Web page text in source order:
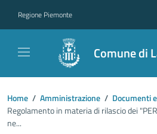
Regione Piemonte
Comune di
Home / Amministrazione / Documenti
Regolamento in materia di rilascio dei
ne...